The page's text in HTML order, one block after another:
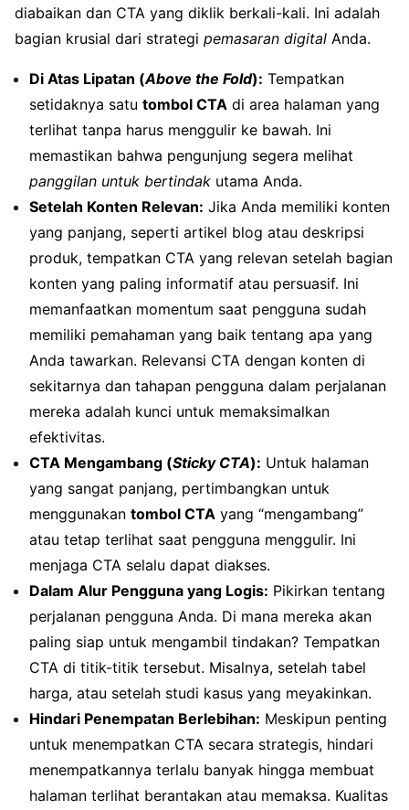
diabaikan dan CTA yang diklik berkali-kali. Ini adalah
bagian krusial dari strategi pemasaran digital Anda.
Di Atas Lipatan (Above the Fold): Tempatkan
setidaknya satu tombol CTA di area halaman yang
terlihat tanpa harus menggulir ke bawah. Ini
memastikan bahwa pengunjung segera melihat
panggilan untuk bertindak utama Anda.
Setelah Konten Relevan: Jika Anda memiliki konten
yang panjang, seperti artikel blog atau deskripsi
produk, tempatkan CTA yang relevan setelah bagian
konten yang paling informatif atau persuasif. Ini
memanfaatkan momentum saat pengguna sudah
memiliki pemahaman yang baik tentang apa yang
Anda tawarkan. Relevansi CTA dengan konten di
sekitarnya dan tahapan pengguna dalam perjalanan
mereka adalah kunci untuk memaksimalkan
efektivitas.
CTA Mengambang (Sticky CTA): Untuk halaman
yang sangat panjang, pertimbangkan untuk
menggunakan tombol CTA yang “mengambang”
atau tetap terlihat saat pengguna menggulir. Ini
menjaga CTA selalu dapat diakses.
Dalam Alur Pengguna yang Logis: Pikirkan tentang
perjalanan pengguna Anda. Di mana mereka akan
paling siap untuk mengambil tindakan? Tempatkan
CTA di titik-titik tersebut. Misalnya, setelah tabel
harga, atau setelah studi kasus yang meyakinkan.
Hindari Penempatan Berlebihan: Meskipun penting
untuk menempatkan CTA secara strategis, hindari
menempatkannya terlalu banyak hingga membuat
halaman terlihat berantakan atau memaksa. Kualitas